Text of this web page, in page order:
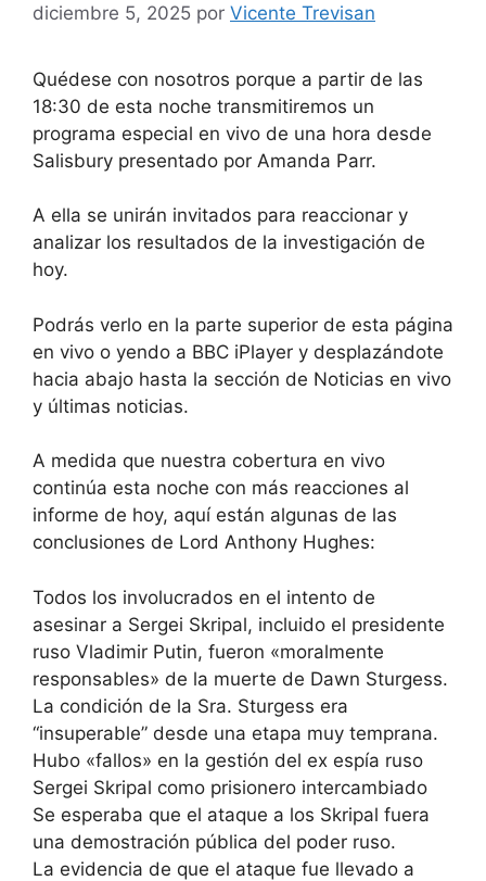
diciembre 5, 2025 por Vicente Trevisan
Quédese con nosotros porque a partir de las
18:30 de esta noche transmitiremos un
programa especial en vivo de una hora desde
Salisbury presentado por Amanda Parr.
A ella se unirán invitados para reaccionar y
analizar los resultados de la investigación de
hoy.
Podrás verlo en la parte superior de esta página
en vivo o yendo a BBC iPlayer y desplazándote
hacia abajo hasta la sección de Noticias en vivo
y últimas noticias.
A medida que nuestra cobertura en vivo
continúa esta noche con más reacciones al
informe de hoy, aquí están algunas de las
conclusiones de Lord Anthony Hughes:
Todos los involucrados en el intento de
asesinar a Sergei Skripal, incluido el presidente
ruso Vladimir Putin, fueron «moralmente
responsables» de la muerte de Dawn Sturgess.
La condición de la Sra. Sturgess era
“insuperable” desde una etapa muy temprana.
Hubo «fallos» en la gestión del ex espía ruso
Sergei Skripal como prisionero intercambiado
Se esperaba que el ataque a los Skripal fuera
una demostración pública del poder ruso.
La evidencia de que el ataque fue llevado a